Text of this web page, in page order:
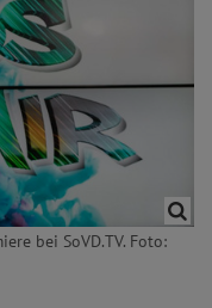
bei SoVD.TV. Foto: